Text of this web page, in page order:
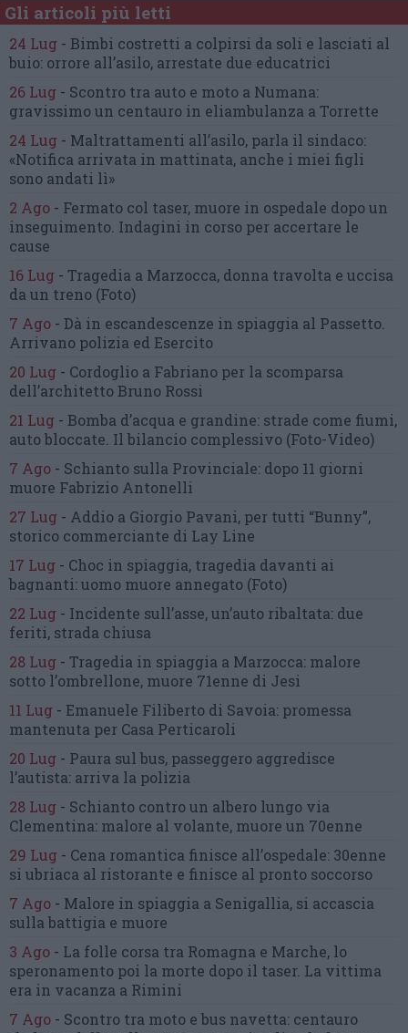
Gli articoli più letti
24 Lug - Bimbi costretti a colpirsi da soli e lasciati al
buio: orrore all’asilo, arrestate due educatrici
26 Lug - Scontro tra auto e moto a Numana:
gravissimo un centauro in eliambulanza a Torrette
24 Lug - Maltrattamenti all’asilo, parla il sindaco:
«Notifica arrivata in mattinata, anche i miei figli
sono andati lì»
2 Ago - Fermato col taser, muore in ospedale dopo un
inseguimento. Indagini in corso per accertare le
cause
16 Lug - Tragedia a Marzocca, donna travolta e uccisa
da un treno (Foto)
7 Ago - Dà in escandescenze in spiaggia al Passetto.
Arrivano polizia ed Esercito
20 Lug - Cordoglio a Fabriano per la scomparsa
dell’architetto Bruno Rossi
21 Lug - Bomba d’acqua e grandine: strade come fiumi,
auto bloccate. Il bilancio complessivo (Foto-Video)
7 Ago - Schianto sulla Provinciale: dopo 11 giorni
muore Fabrizio Antonelli
27 Lug - Addio a Giorgio Pavani, per tutti “Bunny”,
storico commerciante di Lay Line
17 Lug - Choc in spiaggia, tragedia davanti ai
bagnanti:uomo muore annegato (Foto)
22 Lug - Incidente sull’asse, un’auto ribaltata: due
feriti, strada chiusa
28 Lug - Tragedia in spiaggia a Marzocca: malore
sotto l’ombrellone, muore 71enne di Jesi
11 Lug - Emanuele Filiberto di Savoia: promessa
mantenuta per Casa Perticaroli
20 Lug - Paura sul bus, passeggero aggredisce
l’autista: arriva la polizia
28 Lug - Schianto contro un albero lungo via
Clementina: malore al volante, muore un 70enne
29 Lug - Cena romantica finisce all’ospedale: 30enne
si ubriaca al ristorante e finisce al pronto soccorso
7 Ago - Malore in spiaggia a Senigallia, si accascia
sulla battigia e muore
3 Ago - La folle corsa tra Romagna e Marche, lo
speronamento poi la morte dopo il taser. La vittima
era in vacanza a Rimini
7 Ago - Scontro tra moto e bus navetta: centauro